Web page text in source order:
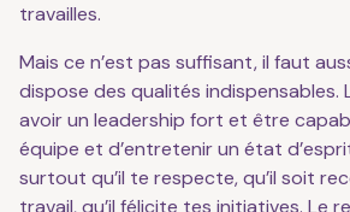
travailles.
Mais ce n’est pas suffisant, il faut
dispose des qualités indispensables.
avoir un leadership fort et être
équipe et d’entretenir un état
surtout qu’il te respecte, qu’il soit